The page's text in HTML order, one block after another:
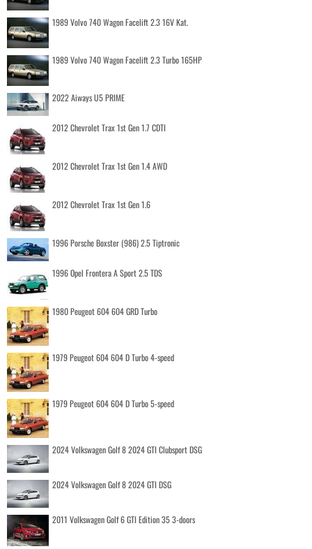
1989 Volvo 740 Wagon Facelift 2.3 16V Kat.
1989 Volvo 740 Wagon Facelift 2.3 Turbo 165HP
2022 Aiways U5 PRIME
2012 Chevrolet Trax 1st Gen 1.7 CDTI
2012 Chevrolet Trax 1st Gen 1.4 AWD
2012 Chevrolet Trax 1st Gen 1.6
1996 Porsche Boxster (986) 2.5 Tiptronic
1996 Opel Frontera A Sport 2.5 TDS
1980 Peugeot 604 604 GRD Turbo
1979 Peugeot 604 604 D Turbo 4-speed
1979 Peugeot 604 604 D Turbo 5-speed
2024 Volkswagen Golf 8 2024 GTI Clubsport DSG
2024 Volkswagen Golf 8 2024 GTI DSG
2011 Volkswagen Golf 6 GTI Edition 35 3-doors